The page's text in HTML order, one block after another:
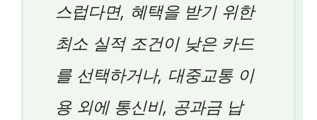
스럽다면, 혜택을 받기 위한
최소 실적 조건이 낮은 카드
를 선택하거나, 대중교통 이
용 외에 통신비, 공과금 납